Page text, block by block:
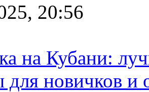
20:56
на Кубани:
для новичков